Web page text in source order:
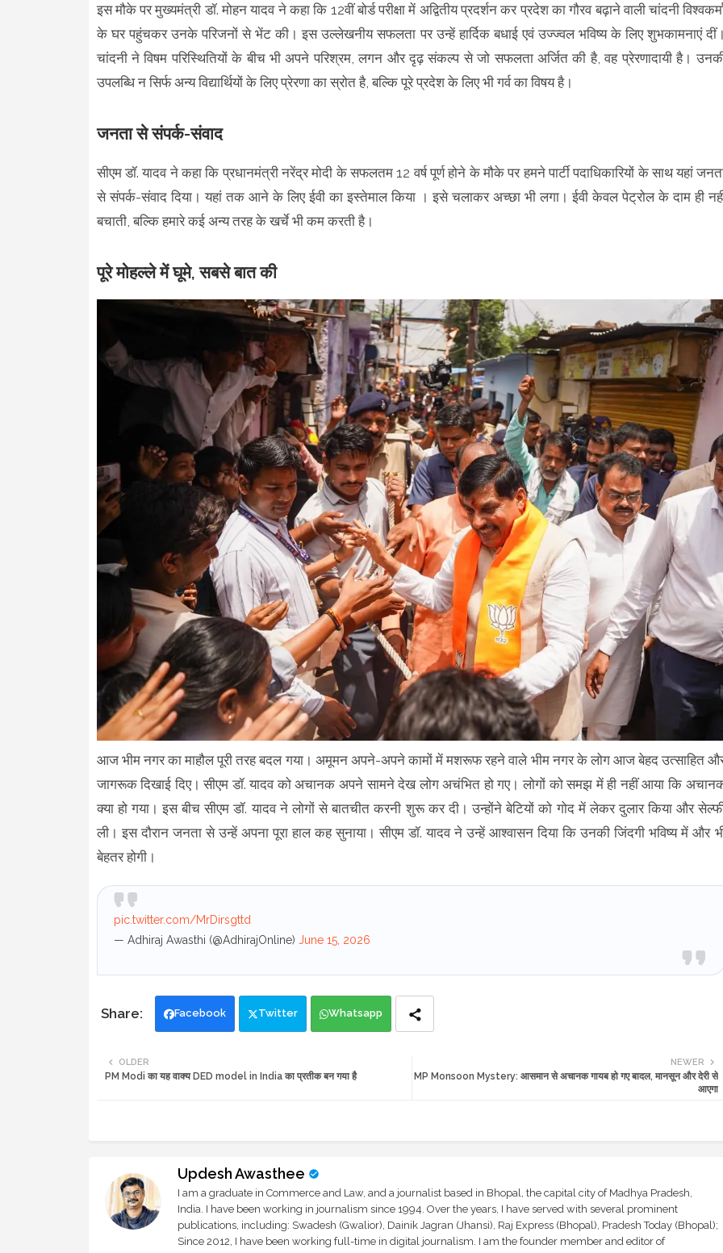
इस मौके पर मुख्यमंत्री डॉ. मोहन यादव ने कहा कि 12वीं बोर्ड परीक्षा में अद्वितीय प्रदर्शन कर प्रदेश का गौरव बढ़ाने वाली चांदनी
के घर पहुंचकर उनके परिजनों से भेंट की। इस उल्लेखनीय सफलता पर उन्हें हार्दिक बधाई एवं उज्ज्वल भविष्य के लिए शुभकामनाएं
चांदनी ने विषम परिस्थितियों के बीच भी अपने परिश्रम, लगन और दृढ़ संकल्प से जो सफलता अर्जित की है, वह प्रेरणादायी है।
उपलब्धि न सिर्फ अन्य विद्यार्थियों के लिए प्रेरणा का स्रोत है, बल्कि पूरे प्रदेश के लिए भी गर्व का विषय है।
जनता से संपर्क-संवाद
सीएम डॉ. यादव ने कहा कि प्रधानमंत्री नरेंद्र मोदी के सफलतम 12 वर्ष पूर्ण होने के मौके पर हमने पार्टी पदाधिकारियों के साथ यहां
से संपर्क-संवाद दिया। यहां तक आने के लिए ईवी का इस्तेमाल किया । इसे चलाकर अच्छा भी लगा। ईवी केवल पेट्रोल के दाम ही
बचाती, बल्कि हमारे कई अन्य तरह के खर्चे भी कम करती है।
पूरे मोहल्ले में घूमे, सबसे बात की
आज भीम नगर का माहौल पूरी तरह बदल गया। अमूमन अपने-अपने कामों में मशरूफ रहने वाले भीम नगर के लोग आज बेहद उत्साहित
जागरूक दिखाई दिए। सीएम डॉ. यादव को अचानक अपने सामने देख लोग अचंभित हो गए। लोगों को समझ में ही नहीं आया कि
क्या हो गया। इस बीच सीएम डॉ. यादव ने लोगों से बातचीत करनी शुरू कर दी। उन्होंने बेटियों को गोद में लेकर दुलार किया और
ली। इस दौरान जनता से उन्हें अपना पूरा हाल कह सुनाया। सीएम डॉ. यादव ने उन्हें आश्वासन दिया कि उनकी जिंदगी भविष्य में और
बेहतर होगी।
pic.twitter.com/MrDirsgttd
— Adhiraj Awasthi (@AdhirajOnline) June 15, 2026
Facebook Twitter Whatsapp
NEWER
MP Monsoon Mystery: आसमान से अचानक गायब हो गए बादल, मानसून और देरी से
आएगा
OLDER
PM Modi का यह वाक्य DED model in India का प्रतीक बन गया है
Updesh Awasthee
I am a graduate in Commerce and Law, and a journalist based in Bhopal, the capital city of Madhya Pradesh,
India. I have been working in journalism since 1994. Over the years, I have served with several prominent
publications, including: Swadesh (Gwalior), Dainik Jagran (Jhansi), Raj Express (Bhopal), Pradesh Today (Bhopal);
Since 2012, I have been working full-time in digital journalism. I am the founder member and editor of